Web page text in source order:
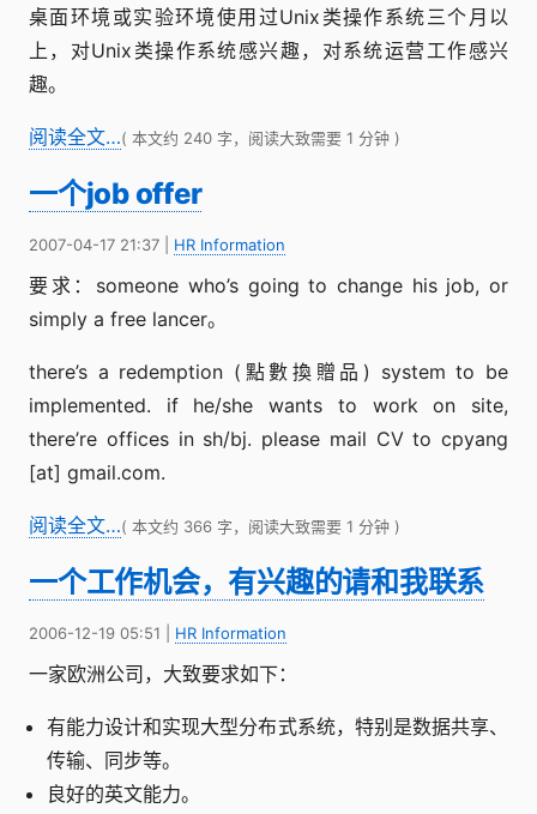
桌面环境或实验环境使用过Unix类操作系统三个月以
上，对Unix类操作系统感兴趣，对系统运营工作感兴
趣。
阅读全文…( 本文约 240 字，阅读大致需要 1 分钟 )
一个job offer
2007-04-17 21:37 HR Information
要求：someone who’s going to change his job, or
simply a free lancer。
there’s a redemption (點數換贈品) system to be
implemented. if he/she wants to work on site,
there’re offices in sh/bj. please mail CV to cpyang
[at] gmail.com.
阅读全文…( 本文约 366 字，阅读大致需要 1 分钟 )
一个工作机会，有兴趣的请和我联系
2006-12-19 05:51 HR Information
一家欧洲公司，大致要求如下：
有能力设计和实现大型分布式系统，特别是数据共享、
传输、同步等。
良好的英文能力。